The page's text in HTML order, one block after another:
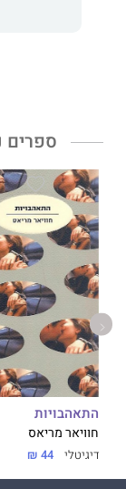
הספר כיכבספרים
התאהבויות
חוויאר מריאס
דיגיטלי 44 ₪